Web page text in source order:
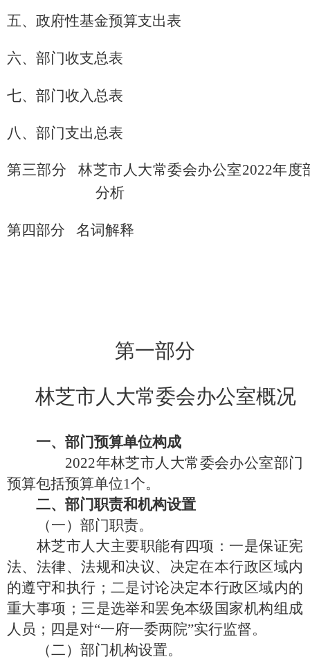
五、政府性基金预算支出表
六、部门收支总表
七、部门收入总表
八、部门支出总表
第三部分 林芝市人大常委会办公室2022年度
分析
第四部分 名词解释
第一部分
林芝市人大常委会办公室概况
一、部门预算单位构成
2022年林芝市人大常委会办公室部门
预算包括预算单位1个。
二、部门职责和机构设置
（一）部门职责。
林芝市人大主要职能有四项：一是保证宪
法、法律、法规和决议、决定在本行政区域内
的遵守和执行；二是讨论决定本行政区域内的
重大事项；三是选举和罢免本级国家机构组成
人员；四是对“一府一委两院”实行监督。
（二）部门机构设置。